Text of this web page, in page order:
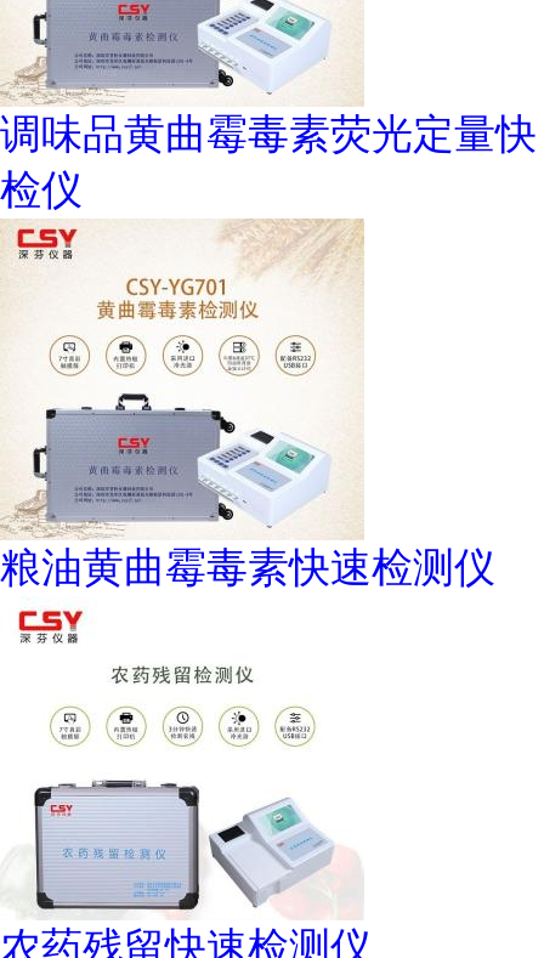
调味品黄曲霉毒素荧光定量快
检仪
粮油黄曲霉毒素快速检测仪
农药残留快速检测仪